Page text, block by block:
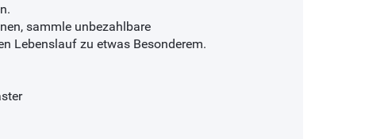
sammle unbezahlbare
Lebenslauf zu etwas Besonderem.